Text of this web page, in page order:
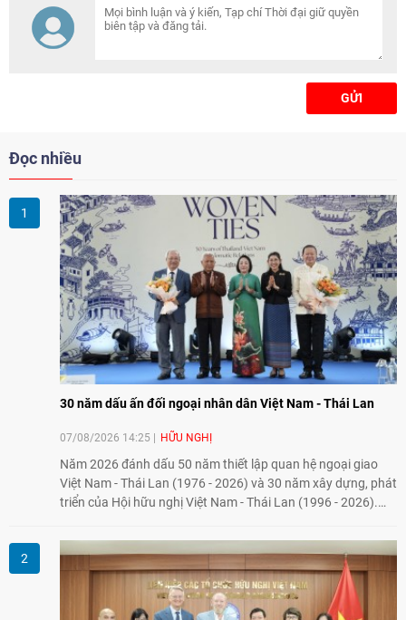
GỬI
Đọc nhiều
30 năm dấu ấn đối ngoại nhân dân Việt Nam - Thái Lan
07/08/2026 14:25 HỮU NGHỊ
Năm 2026 đánh dấu 50 năm thiết lập quan hệ ngoại giao
Việt Nam - Thái Lan (1976 - 2026) và 30 năm xây dựng, phát
triển của Hội hữu nghị Việt Nam - Thái Lan (1996 - 2026).
tình hữu nghị, đồng thời từng bước mở rộng hoạt động từ
giao lưu truyền thống sang kết nối địa phương, doanh
nghiệp, giáo dục, văn hóa và thế hệ trẻ, góp phần tăng
cường sự hiểu biết và hợp tác giữa nhân dân hai nước.